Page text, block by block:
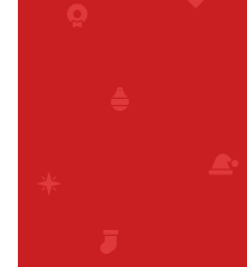
Christian Ulbricht